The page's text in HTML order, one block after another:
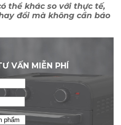
thể khác so với thực tế,
đổi mà không cần báo
VẤN MIỄN PHÍ